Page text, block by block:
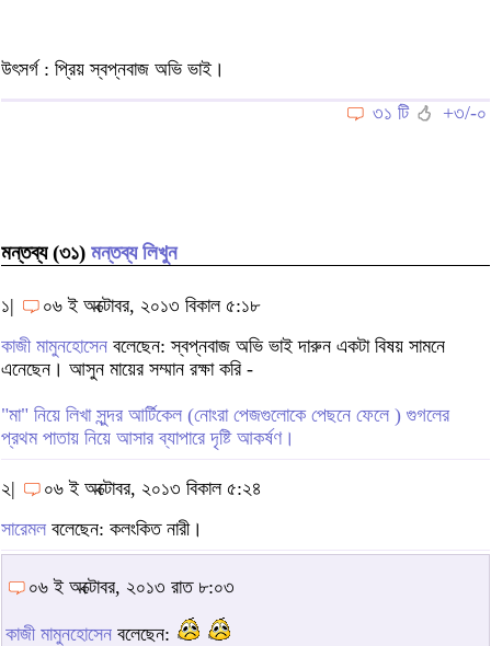
উৎসর্গ : প্রিয় স্বপ্নবাজ অভি ভাই।
৩১ টি
+৩/-০
মন্তব্য (৩১) মন্তব্য লিখুন
১|
০৬ ই অক্টোবর, ২০১৩ বিকাল ৫:১৮
কাজী মামুনহোসেন বলেছেন: স্বপ্নবাজ অভি ভাই দারুন একটা বিষয় সামনে
এনেছেন। আসুন মায়ের সম্মান রক্ষা করি -
"মা" নিয়ে লিখা সুন্দর আর্টিকেল (নোংরা পেজগুলোকে পেছনে ফেলে ) গুগলের
প্রথম পাতায় নিয়ে আসার ব্যাপারে দৃষ্টি আকর্ষণ।
২|
০৬ ই অক্টোবর, ২০১৩ বিকাল ৫:২৪
সারেমল বলেছেন: কলংকিত নারী।
০৬ ই অক্টোবর, ২০১৩ রাত ৮:০৩
কাজী মামুনহোসেন বলেছেন: